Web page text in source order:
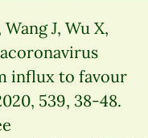
J, Wu X,
influx to favour
539, 38-48.